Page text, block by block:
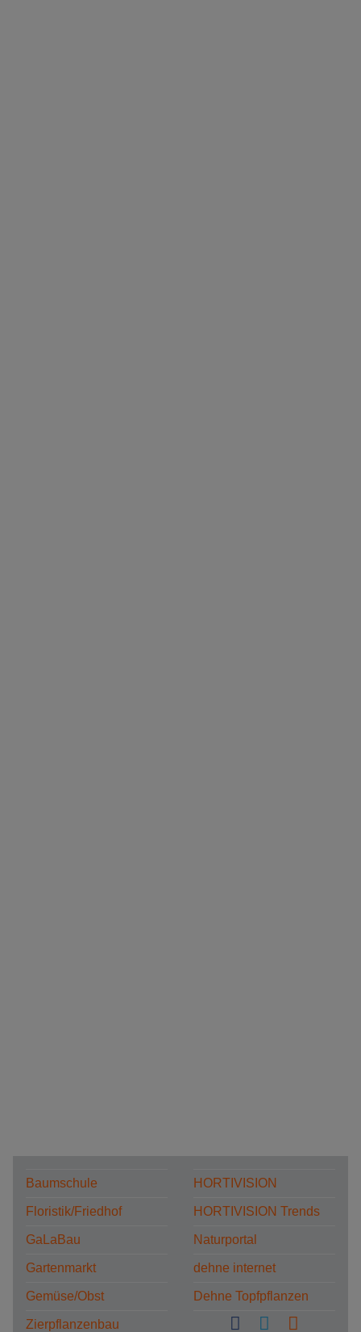
Baumschule
Floristik/Friedhof
GaLaBau
Gartenmarkt
Gemüse/Obst
Zierpflanzenbau
HORTIVISION
HORTIVISION Trends
Naturportal
dehne internet
Dehne Topfpflanzen